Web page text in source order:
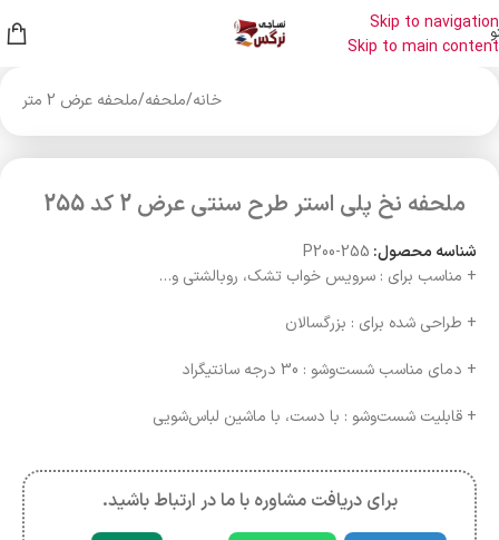
Skip to navigation
Skip to main content
خانه/ملحفه/ملحفه عرض 2 متر
ملحفه نخ پلی استر طرح سنتی عرض 2 کد 255
شناسه محصول: P200-255
+ مناسب برای : سرویس خواب تشک، روبالشتی و…
+ طراحی شده برای : بزرگسالان
+ دمای مناسب شست‌وشو : 30 درجه سانتیگراد
+ قابلیت شست‌وشو : با دست، با ماشین لباس‌شویی
برای دریافت مشاوره با ما در ارتباط باشید.